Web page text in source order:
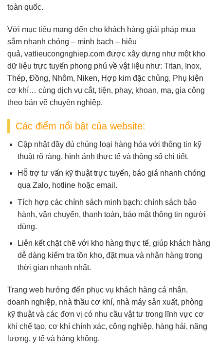
toàn quốc.
Với mục tiêu mang đến cho khách hàng giải pháp mua
sắm nhanh chóng – minh bạch – hiệu
quả, vatlieucongnghiep.com được xây dựng như một kho
dữ liệu trực tuyến phong phú về vật liệu như: Titan, Inox,
Thép, Đồng, Nhôm, Niken, Hợp kim đặc chủng, Phụ kiện
cơ khí… cùng dịch vụ cắt, tiện, phay, khoan, mạ, gia công
theo bản vẽ chuyên nghiệp.
Các điểm nổi bật của website:
Cập nhật đầy đủ chủng loại hàng hóa với thông tin kỹ
thuật rõ ràng, hình ảnh thực tế và thông số chi tiết.
Hỗ trợ tư vấn kỹ thuật trực tuyến, báo giá nhanh chóng
qua Zalo, hotline hoặc email.
Tích hợp các chính sách minh bạch: chính sách bảo
hành, vận chuyển, thanh toán, bảo mật thông tin người
dùng.
Liên kết chặt chẽ với kho hàng thực tế, giúp khách hàng
dễ dàng kiểm tra tồn kho, đặt mua và nhận hàng trong
thời gian nhanh nhất.
Trang web hướng đến phục vụ khách hàng cá nhân,
doanh nghiệp, nhà thầu cơ khí, nhà máy sản xuất, phòng
kỹ thuật và các đơn vị có nhu cầu vật tư trong lĩnh vực cơ
khí chế tạo, cơ khí chính xác, công nghiệp, hàng hải, năng
lượng, y tế và hàng không.